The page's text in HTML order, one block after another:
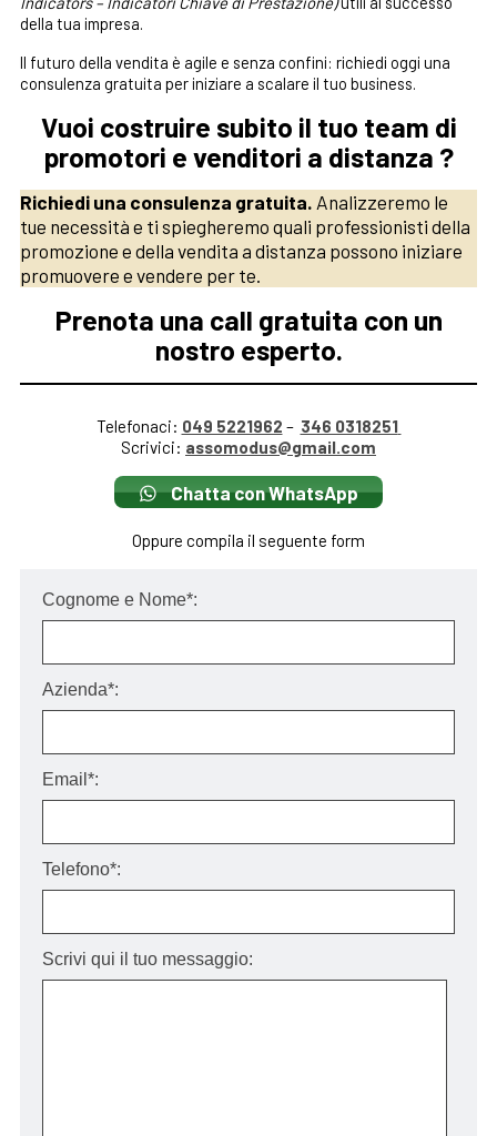
della tua impresa.
Il futuro della vendita è agile e senza confini: richiedi oggi una
consulenza gratuita per iniziare a scalare il tuo business.
Vuoi costruire subito il tuo team di
promotori e venditori a distanza ?
Richiedi una consulenza gratuita. Analizzeremo le
tue necessità e ti spiegheremo quali professionisti della
promozione e della vendita a distanza possono iniziare
promuovere e vendere per te.
Prenota una call gratuita con un
nostro esperto.
Telefonaci: 049 5221962 – 346 0318251
Scrivici: assomodus@gmail.com
Chatta con WhatsApp
Oppure compila il seguente form
Cognome e Nome*:
Azienda*:
Email*:
Telefono*:
Scrivi qui il tuo messaggio: